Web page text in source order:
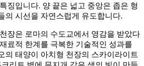
징입니다. 양 끝은 넓고 중앙은 좁은 형
의 시선을 자연스럽게 유도합니다.
장은 로마의 수도교에서 영감을 받았다
료적 한계를 극복한 기술적인 성과를
의 태양이 아치형 천장의 스카이라이트